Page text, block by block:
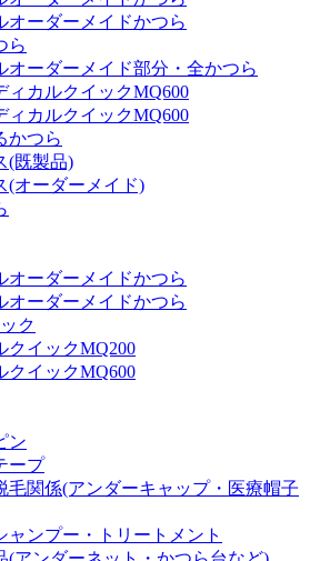
オーダーメイドかつら
ら
オーダーメイド部分・全かつら
ィカルクイックMQ600
ィカルクイックMQ600
かつら
(既製品)
(オーダーメイド)
オーダーメイドかつら
オーダーメイドかつら
ク
クイックMQ200
クイックMQ600
ン
ープ
毛関係(アンダーキャップ・医療帽子
ャンプー・トリートメント